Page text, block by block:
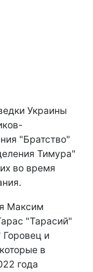
Украины
"Братство"
Тимура"
во время
Максим
"Тарасий"
и
в
года